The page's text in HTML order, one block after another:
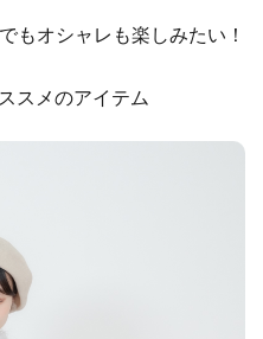
もオシャレも楽しみたい！
スメのアイテム